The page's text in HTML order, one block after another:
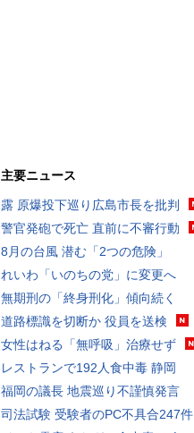
主要ニュース
露 原爆投下巡り広島市長を批判
警官発砲で死亡 直前に不審行動
8月の台風 潜む「2つの危険」
れいわ「いのちの党」に変更へ
無期刑の「終身刑化」傾向続く
道路標識を切断か 役員を送検
女性はねる「無呼吸」治療せず
レストランで192人食中毒 静岡
福岡の議長 地震巡り不謹慎発言
司法試験 受験者のPC不具合247件